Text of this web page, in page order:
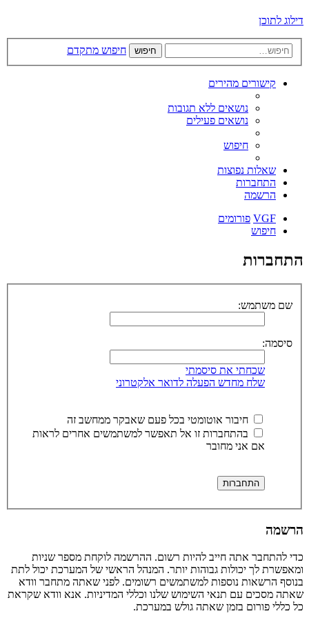
דילוג לתוכן
חיפוש חיפוש מתקדם
קישורים מהירים
נושאים ללא תגובות
נושאים פעילים
חיפוש
שאלות נפוצות
התחברות
הרשמה
VGF פורומים
חיפוש
התחברות
שם משתמש:
סיסמה:
שכחתי את סיסמתי
שלח מחדש הפעלה לדואר אלקטרוני
חיבור אוטומטי בכל פעם שאבקר ממחשב זה
בהתחברות זו אל תאפשר למשתמשים אחרים לראות
אם אני מחובר
הרשמה
כדי להתחבר אתה חייב להיות רשום. ההרשמה לוקחת מספר שניות
ומאפשרת לך יכולות גבוהות יותר. המנהל הראשי של המערכת יכול לתת
בנוסף הרשאות נוספות למשתמשים רשומים. לפני שאתה מתחבר וודא
שאתה מסכים עם תנאי השימוש שלנו וכללי המדיניות. אנא וודא שקראת
כל כללי פורום בזמן שאתה גולש במערכת.